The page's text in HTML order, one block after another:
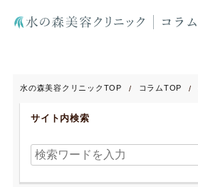
水の森美容クリニックTOP コラムTOP
サイト内検索